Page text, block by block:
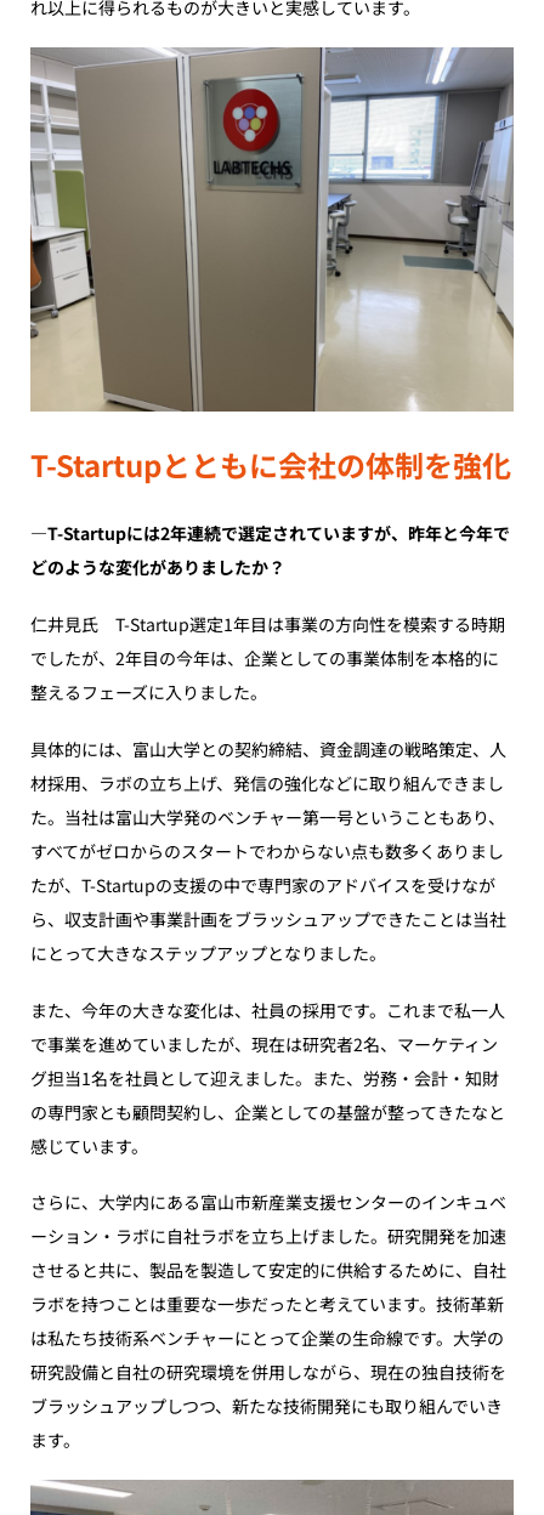
れ以上に得られるものが大きいと実感しています。
T-Startupとともに会社の体制を強化
―T-Startupには2年連続で選定されていますが、昨年と今年で
どのような変化がありましたか？
仁井見氏 T-Startup選定1年目は事業の方向性を模索する時期
でしたが、2年目の今年は、企業としての事業体制を本格的に
整えるフェーズに入りました。
具体的には、富山大学との契約締結、資金調達の戦略策定、人
材採用、ラボの立ち上げ、発信の強化などに取り組んできまし
た。当社は富山大学発のベンチャー第一号ということもあり、
すべてがゼロからのスタートでわからない点も数多くありまし
たが、T-Startupの支援の中で専門家のアドバイスを受けなが
ら、収支計画や事業計画をブラッシュアップできたことは当社
にとって大きなステップアップとなりました。
また、今年の大きな変化は、社員の採用です。これまで私一人
で事業を進めていましたが、現在は研究者2名、マーケティン
グ担当1名を社員として迎えました。また、労務・会計・知財
の専門家とも顧問契約し、企業としての基盤が整ってきたなと
感じています。
さらに、大学内にある富山市新産業支援センターのインキュベ
ーション・ラボに自社ラボを立ち上げました。研究開発を加速
させると共に、製品を製造して安定的に供給するために、自社
ラボを持つことは重要な一歩だったと考えています。技術革新
は私たち技術系ベンチャーにとって企業の生命線です。大学の
研究設備と自社の研究環境を併用しながら、現在の独自技術を
ブラッシュアップしつつ、新たな技術開発にも取り組んでいき
ます。